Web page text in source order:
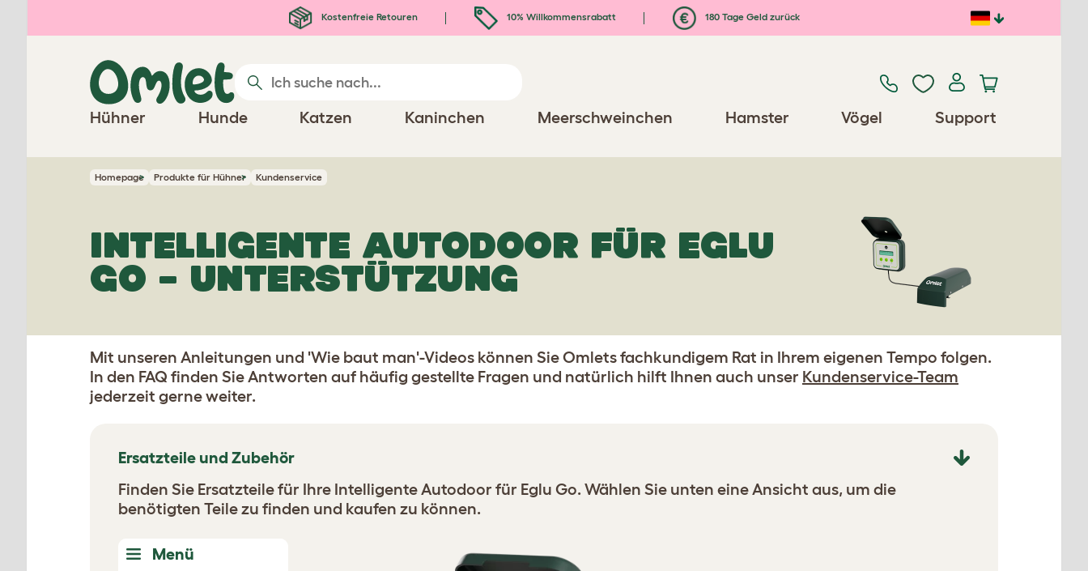
Kostenfreie Retouren 10% Willkommensrabatt 180 Tage Geld zurück
Hühner Hunde Katzen Kaninchen Meerschweinchen Hamster Vögel Support
Homepage Produkte für Hühner Kundenservice
INTELLIGENTE AUTODOOR FÜR EGLU
GO – UNTERSTÜTZUNG
Mit unseren Anleitungen und 'Wie baut man'-Videos können Sie Omlets fachkundigem Rat in Ihrem eigenen Tempo folgen.
In den FAQ finden Sie Antworten auf häufig gestellte Fragen und natürlich hilft Ihnen auch unser Kundenservice-Team
jederzeit gerne weiter.
Ersatzteile und Zubehör
Finden Sie Ersatzteile für Ihre Intelligente Autodoor für Eglu Go. Wählen Sie unten eine Ansicht aus, um die
benötigten Teile zu finden und kaufen zu können.
Menü